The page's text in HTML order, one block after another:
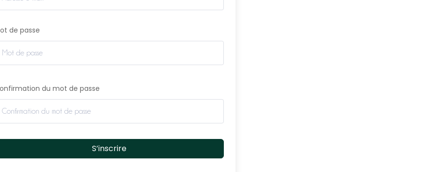
de passe
du mot de passe
S’inscrire